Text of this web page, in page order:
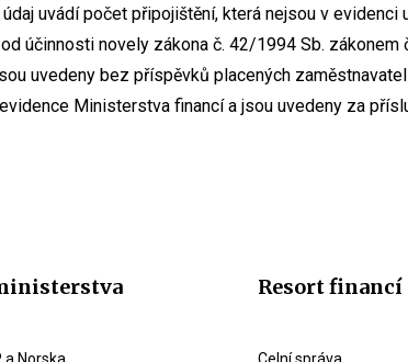
uvádí počet připojištění, která nejsou v evidenci
účinnosti novely zákona č. 42/1994 Sb. zákonem
uvedeny bez příspěvků placených
Ministerstva financí a jsou uvedeny za
Resort financí